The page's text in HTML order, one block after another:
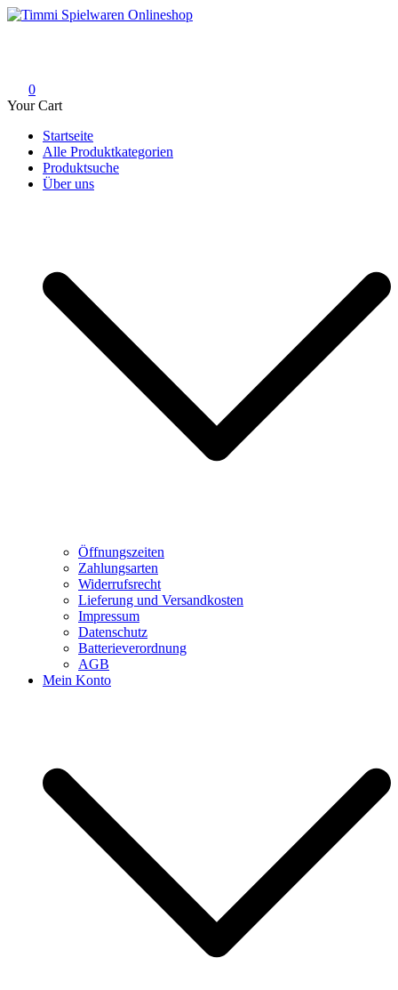
Skip
0
Your Cart
Startseite
Alle Produktkategorien
Produktsuche
Über uns
Öffnungszeiten
Zahlungsarten
Widerrufsrecht
Lieferung und Versandkosten
Impressum
Datenschutz
Batterieverordnung
AGB
Mein Konto